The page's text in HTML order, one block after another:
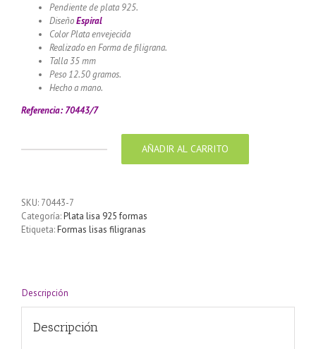
Pendiente de plata 925.
DiseñoEspiral
Color Plata envejecida
Realizado en Forma de filigrana.
Talla 35 mm
Peso 12.50 gramos.
Hecho a mano.
Referencia: 70443/7
diseño
Espiral
35
AÑADIR AL CARRITO
SKU: 70443-7
Categoría:Plata lisa 925 formas
Etiqueta:Formas lisas filigranas
Descripción
Descripción